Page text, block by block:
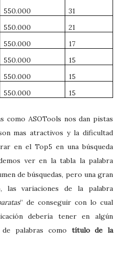
550.000
31
550.000
21
550.000
17
550.000
15
550.000
15
550.000 15
como ASOTools nos dan pistas
mas atractivos y la dificultad
en el Top5 en una búsqueda
ver en la tabla la palabra
de búsquedas, pero una gran
las variaciones de la palabra
” de conseguir con lo cual
debería tener en algún
palabras como título de la